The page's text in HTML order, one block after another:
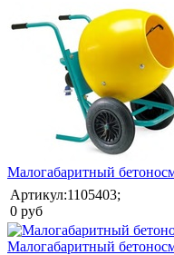
Малогабаритный
Артикул:1105403;
0 руб
Малогабаритный